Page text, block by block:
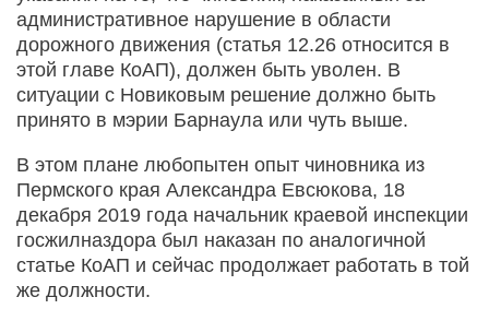
административное нарушение в области
дорожного движения (статья 12.26 относится в
этой главе КоАП), должен быть уволен. В
ситуации с Новиковым решение должно быть
принято в мэрии Барнаула или чуть выше.
В этом плане любопытен опыт чиновника из
Пермского края Александра Евсюкова, 18
декабря 2019 года начальник краевой инспекции
госжилназдора был наказан по аналогичной
статье КоАП и сейчас продолжает работать в той
же должности.